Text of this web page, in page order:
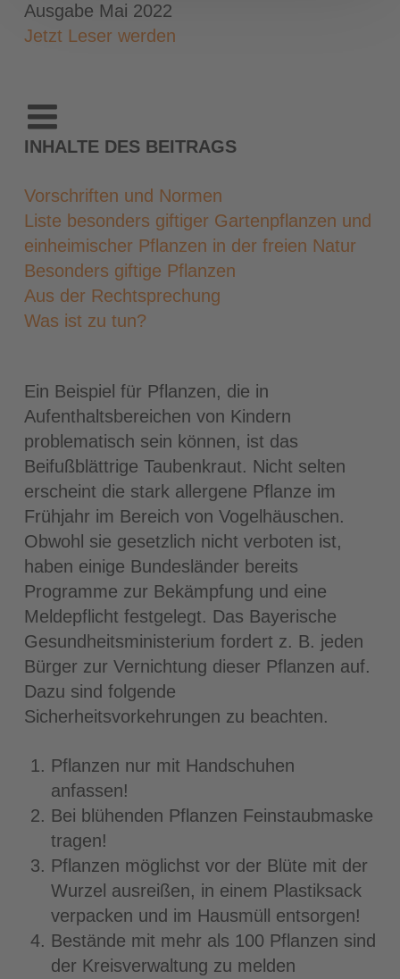
Ausgabe Mai 2022
Jetzt Leser werden
INHALTE DES BEITRAGS
Vorschriften und Normen
Liste besonders giftiger Gartenpflanzen und
einheimischer Pflanzen in der freien Natur
Besonders giftige Pflanzen
Aus der Rechtsprechung
Was ist zu tun?
Ein Beispiel für Pflanzen, die in
Aufenthaltsbereichen von Kindern
problematisch sein können, ist das
Beifußblättrige Taubenkraut. Nicht selten
erscheint die stark allergene Pflanze im
Frühjahr im Bereich von Vogelhäuschen.
Obwohl sie gesetzlich nicht verboten ist,
haben einige Bundesländer bereits
Programme zur Bekämpfung und eine
Meldepflicht festgelegt. Das Bayerische
Gesundheitsministerium fordert z. B. jeden
Bürger zur Vernichtung dieser Pflanzen auf.
Dazu sind folgende
Sicherheitsvorkehrungen zu beachten.
Pflanzen nur mit Handschuhen
anfassen!
Bei blühenden Pflanzen Feinstaubmaske
tragen!
Pflanzen möglichst vor der Blüte mit der
Wurzel ausreißen, in einem Plastiksack
verpacken und im Hausmüll entsorgen!
Bestände mit mehr als 100 Pflanzen sind
der Kreisverwaltung zu melden